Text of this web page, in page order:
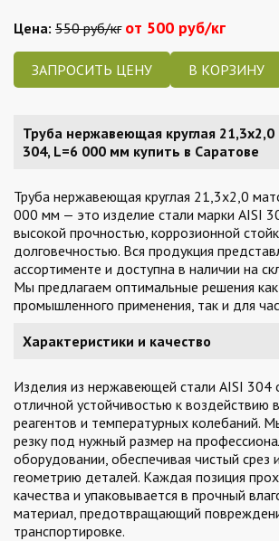
Цена: 550 руб/кг от 500 руб/кг
ЗАПРОСИТЬ ЦЕНУ
Труба нержавеющая круглая 21,3х2,0
304, L=6 000 мм купить в Саратове
Труба нержавеющая круглая 21,3х2,0
000 мм — это изделие стали марки AISI
высокой прочностью, коррозионной
долговечностью. Вся продукция
ассортименте и доступна в наличии на
Мы предлагаем оптимальные решения
промышленного применения, так и для
Характеристики и качество
Изделия из нержавеющей стали AISI 304
отличной устойчивостью к воздействию
реагентов и температурных колебаний.
резку под нужный размер на
оборудовании, обеспечивая чистый срез
геометрию деталей. Каждая позиция
качества и упаковывается в прочный
материал, предотвращающий
транспортировке.